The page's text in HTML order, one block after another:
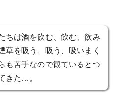
ちは酒を飲む、飲む、飲み
草を吸う、吸う、吸いまく
も苦手なので観ているとつ
きた…。